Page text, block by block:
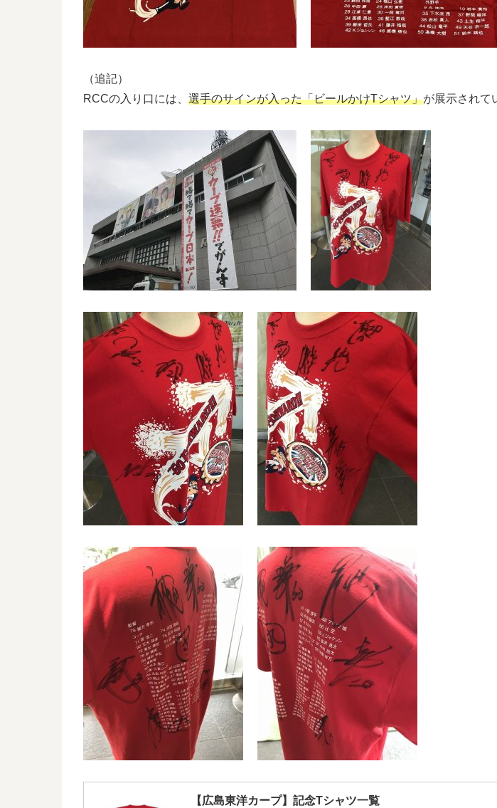
（追記）
RCCの入り口には、 選手のサインが入った「ビールかけTシャツ」が展示されて
【広島東洋カープ】記念Tシャツ一覧